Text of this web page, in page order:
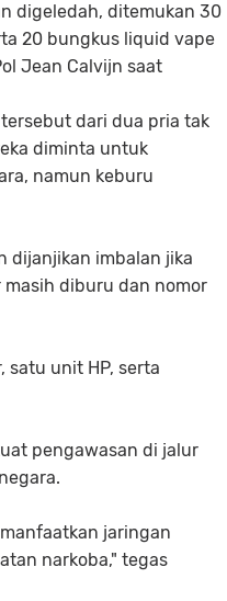
digeledah, ditemukan 30
20 bungkus liquid vape
Jean Calvijn saat
dari dua pria tak
diminta untuk
namun keburu
dijanjikan imbalan jika
masih diburu dan nomor
unit HP, serta
pengawasan di jalur
jaringan
narkoba," tegas